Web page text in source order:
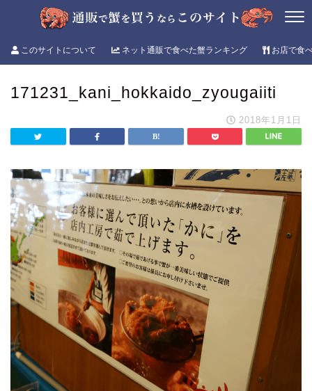
このサイトについて ネット通販で食べた蟹ランキング お店で食
171231_kani_hokkaido_zyougaiiti
2018年1月1日